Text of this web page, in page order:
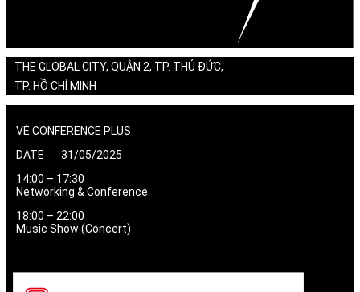
THE GLOBAL CITY, QUẬN 2, TP. THỦ ĐỨC,
TP. HỒ CHÍ MINH
VÉ CONFERENCE PLUS
DATE 31/05/2025
14:00 – 17:30
Networking & Conference
18:00 – 22:00
Music Show (Concert)